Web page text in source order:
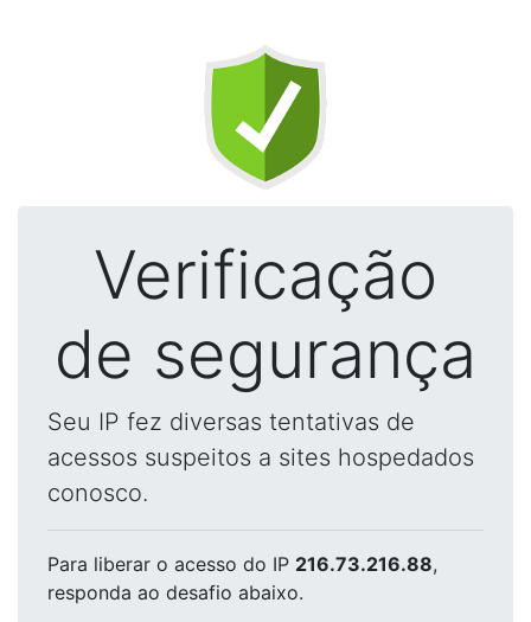
Verificação
de segurança
Seu IP fez diversas tentativas de
acessos suspeitos a sites hospedados
conosco.
Para liberar o acesso do IP 216.73.216.88,
responda ao desafio abaixo.